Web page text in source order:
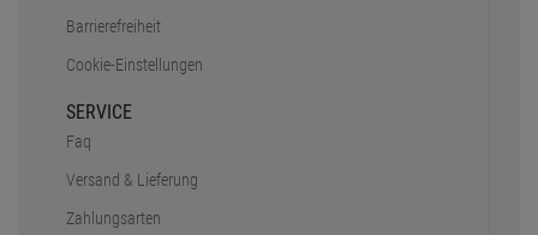
Barrierefreiheit
Cookie-Einstellungen
SERVICE
Faq
Versand & Lieferung
Zahlungsarten